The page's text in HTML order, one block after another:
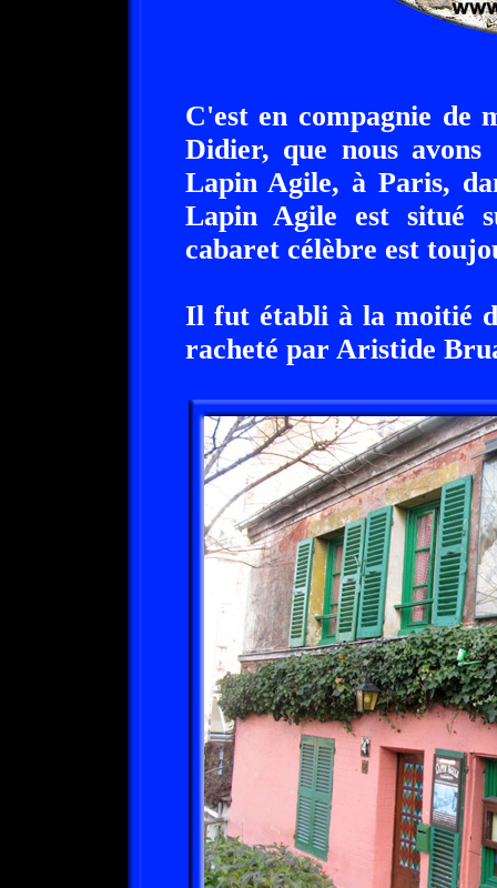
C'est en compagnie de
Didier, que nous
Lapin Agile, à Paris,
Lapin Agile est situé
cabaret célèbre est
Il fut établi à la moitié
racheté par Aristide